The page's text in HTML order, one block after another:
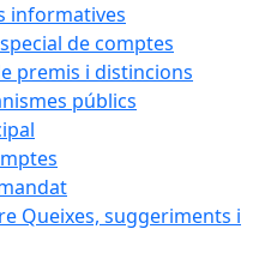
informatives
de comptes
premis i distincions
públics
Queixes, suggeriments i